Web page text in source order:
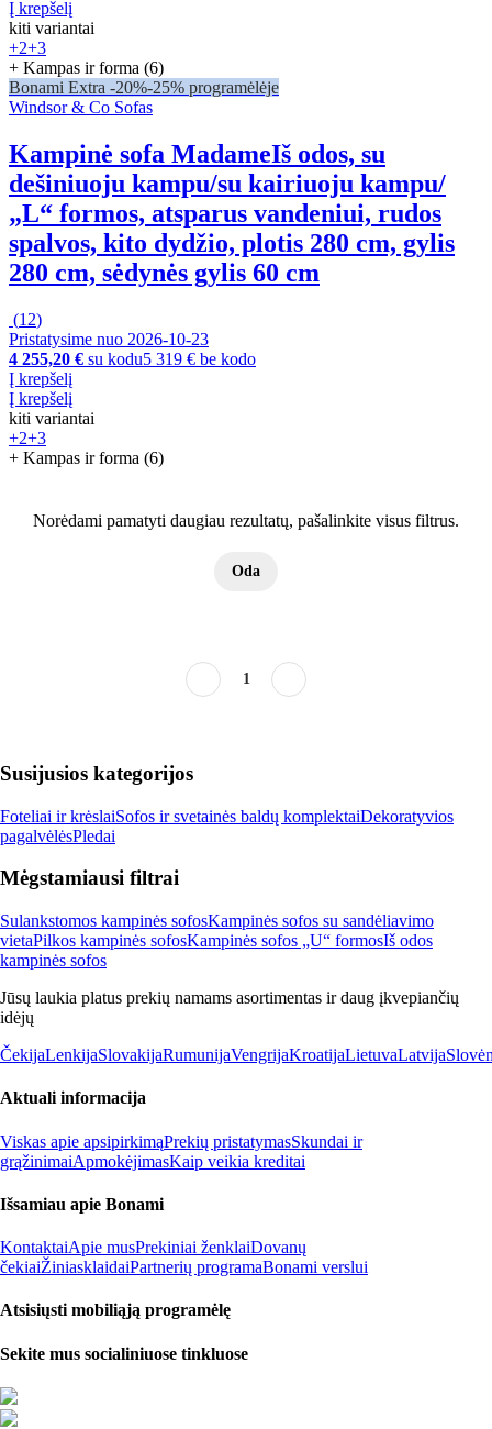
Į krepšelį
kiti variantai
+2+3
+ Kampas ir forma (6)
Bonami Extra -20%-25% programėlėje
Windsor & Co Sofas
Kampinė sofa MadameIš odos, su
dešiniuoju kampu/su kairiuoju kampu/
„L“ formos, atsparus vandeniui, rudos
spalvos, kito dydžio, plotis 280 cm, gylis
280 cm, sėdynės gylis 60 cm
(12)
Pristatysime nuo 2026‑10‑23
4 255,20 € su kodu5 319 € be kodo
Į krepšelį
Į krepšelį
kiti variantai
+2+3
+ Kampas ir forma (6)
Norėdami pamatyti daugiau rezultatų, pašalinkite visus filtrus.
Oda
1
Susijusios kategorijos
Foteliai ir krėslaiSofos ir svetainės baldų komplektaiDekoratyvios
pagalvėlėsPledai
Mėgstamiausi filtrai
Sulankstomos kampinės sofosKampinės sofos su sandėliavimo
vietaPilkos kampinės sofosKampinės sofos „U“ formosIš odos
kampinės sofos
Jūsų laukia platus prekių namams asortimentas ir daug įkvepiančių
idėjų
ČekijaLenkijaSlovakijaRumunijaVengrijaKroatijaLietuvaLatvija
Aktuali informacija
Viskas apie apsipirkimąPrekių pristatymasSkundai ir
grąžinimaiApmokėjimasKaip veikia kreditai
Išsamiau apie Bonami
KontaktaiApie musPrekiniai ženklaiDovanų
čekiaiŽiniasklaidaiPartnerių programaBonami verslui
Atsisiųsti mobiliąją programėlę
Sekite mus socialiniuose tinkluose